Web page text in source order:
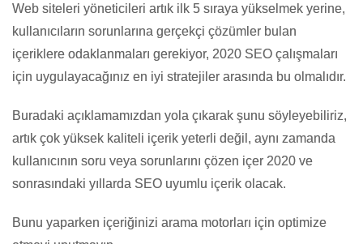
Web siteleri yöneticileri artık ilk 5 sıraya yükselmek yerine,
kullanıcıların sorunlarına gerçekçi çözümler bulan
içeriklere odaklanmaları gerekiyor, 2020 SEO çalışmaları
için uygulayacağınız en iyi stratejiler arasında bu olmalıdır.
Buradaki açıklamamızdan yola çıkarak şunu söyleyebiliriz,
artık çok yüksek kaliteli içerik yeterli değil, aynı zamanda
kullanıcının soru veya sorunlarını çözen içer 2020 ve
sonrasındaki yıllarda SEO uyumlu içerik olacak.
Bunu yaparken içeriğinizi arama motorları için optimize